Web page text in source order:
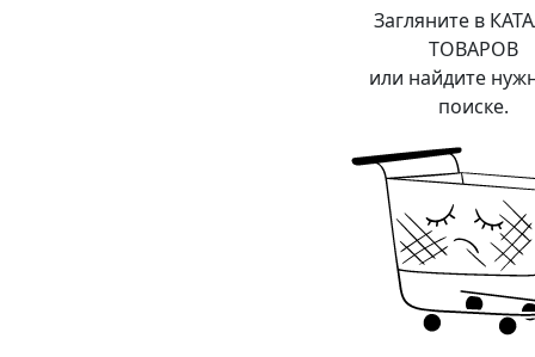
Загляните в
ТОВАРОВ
или найдите
поиске.